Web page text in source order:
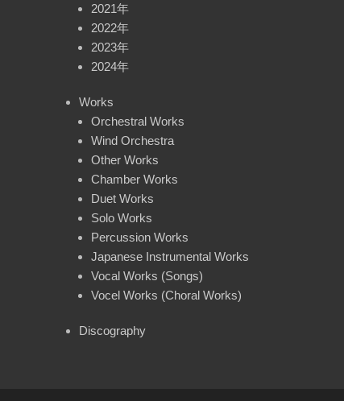
2021年
2022年
2023年
2024年
Works
Orchestral Works
Wind Orchestra
Other Works
Chamber Works
Duet Works
Solo Works
Percussion Works
Japanese Instrumental Works
Vocal Works (Songs)
Vocel Works (Choral Works)
Discography